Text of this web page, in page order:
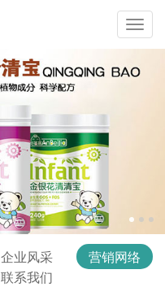
企业风采
营销网络
联系我们